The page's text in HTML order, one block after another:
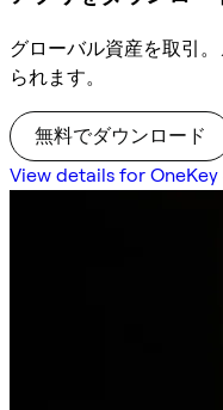
グローバル資産を取引
られます。
無料でダウンロード
View details for OneKey